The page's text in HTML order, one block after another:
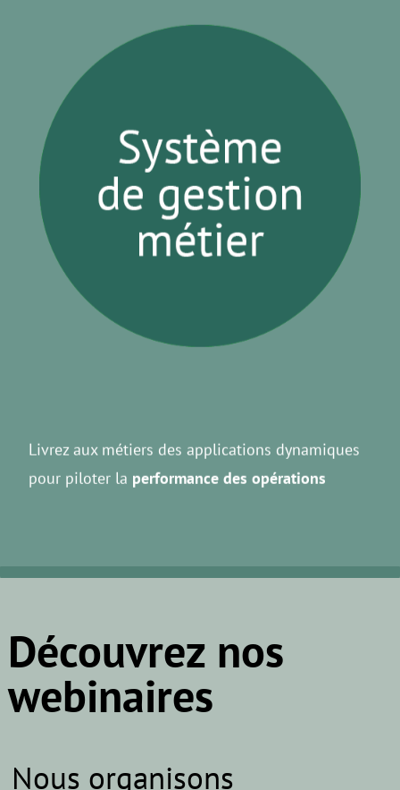
Livrez aux métiers des applications dynamiques
pour piloter la
performance des opérations
Découvrez nos
webinaires
Nous organisons